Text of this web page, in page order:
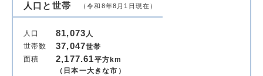
人口と世帯 （令和8年8月1日現在）
人口 81,073人
世帯数
37,047世帯
面積
2,177.61平方km
（日本一大きな市）